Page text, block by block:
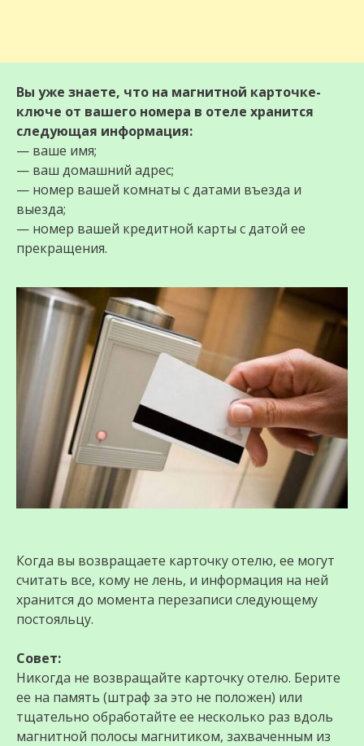
Вы уже знаете, что на магнитной карточке-
ключе от вашего номера в отеле хранится
следующая информация:
— ваше имя;
— ваш домашний адрес;
— номер вашей комнаты с датами въезда и
выезда;
— номер вашей кредитной карты с датой ее
прекращения.
Когда вы возвращаете карточку отелю, ее могут
считать все, кому не лень, и информация на ней
хранится до момента перезаписи следующему
постояльцу.
Совет:
Никогда не возвращайте карточку отелю. Берите
ее на память (штраф за это не положен) или
тщательно обработайте ее несколько раз вдоль
магнитной полосы магнитиком, захваченным из